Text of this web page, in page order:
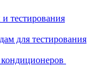
тестирования
для тестирования